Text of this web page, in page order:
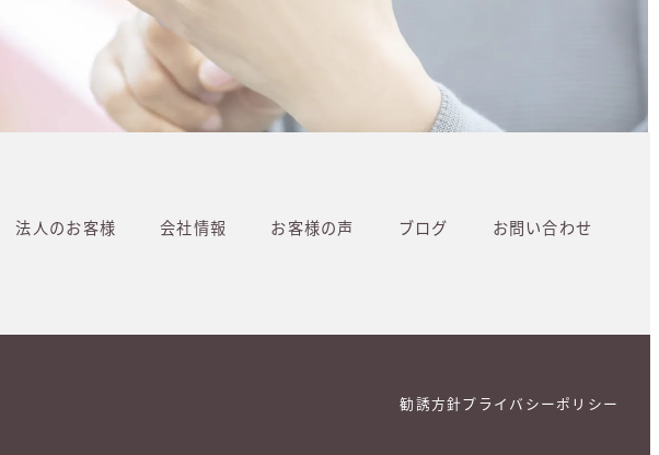
法人のお客様 会社情報 お客様の声 ブログ お問い合わせ
勧誘方針プライバシーポリシー